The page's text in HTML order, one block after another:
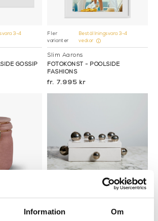
Information Om
3-4
GOSSIP
Fler
varianter
Beställningsvara 3-4
veckor
Slim Aarons
FOTOKONST - POOLSIDE
FASHIONS
7.995 kr